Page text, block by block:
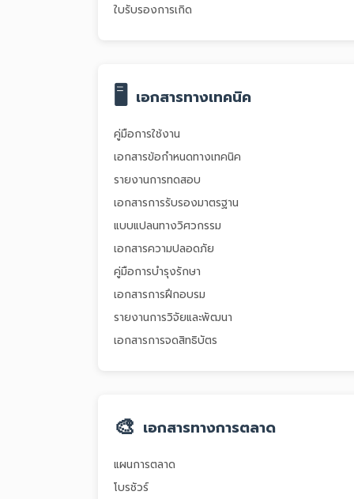
ใบรับรองการเกิด
🖥️ เอกสารทางเทคนิค
คู่มือการใช้งาน
เอกสารข้อกำหนดทางเทคนิค
รายงานการทดสอบ
เอกสารการรับรองมาตรฐาน
แบบแปลนทางวิศวกรรม
เอกสารความปลอดภัย
คู่มือการบำรุงรักษา
เอกสารการฝึกอบรม
รายงานการวิจัยและพัฒนา
เอกสารการจดสิทธิบัตร
🎨 เอกสารทางการตลาด
แผนการตลาด
โบรชัวร์